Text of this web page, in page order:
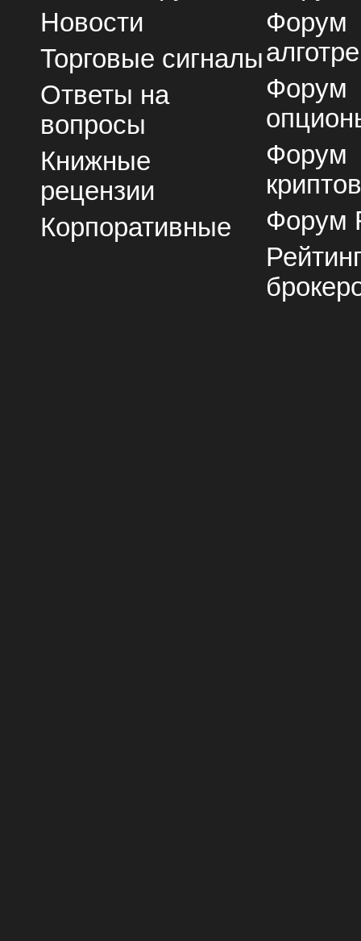
Новости
Торговые сигналы
Ответы на
вопросы
Книжные
рецензии
Корпоративные
Форум
Форум
Форум
Форум